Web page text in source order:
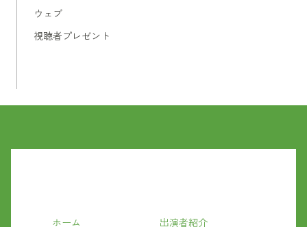
ウェブ
視聴者プレゼント
ホーム
出演者紹介